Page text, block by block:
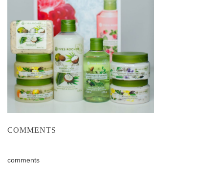
COMMENTS
comments